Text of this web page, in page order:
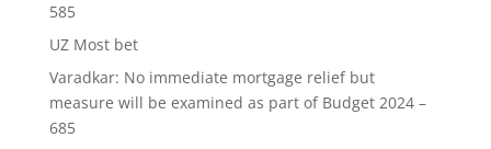
585
UZ Most bet
Varadkar: No immediate mortgage relief but
measure will be examined as part of Budget 2024 –
685